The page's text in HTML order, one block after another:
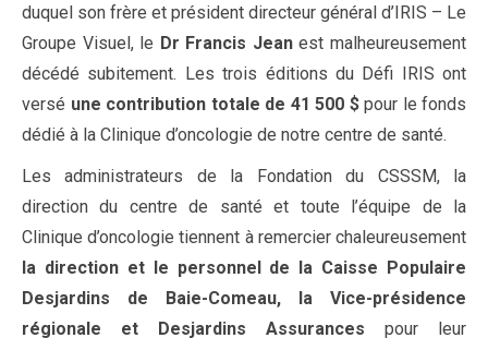
duquel son frère et président directeur général d’IRIS – Le
Groupe Visuel, le Dr Francis Jeanest malheureusement
décédé subitement. Les trois éditions du Défi IRIS ont
versé une contribution totale de 41 500 $ pour le fonds
dédié à la Clinique d’oncologie de notre centre de santé.
Les administrateurs de la Fondation du CSSSM, la
direction du centre de santé et toute l’équipe de la
Clinique d’oncologie tiennent à remercier chaleureusement
la direction et le personnel de la Caisse Populaire
Desjardins
de Baie-Comeau, la Vice-présidence
régionale et Desjardins Assurances pour leur